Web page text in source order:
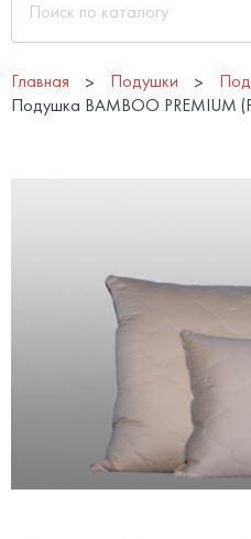
Главная Подушки
Подушка BAMBOO PREMIUM